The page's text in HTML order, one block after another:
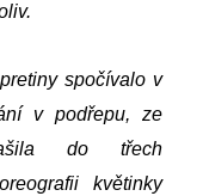
spočívalo v
v podřepu, ze
do třech
květinky